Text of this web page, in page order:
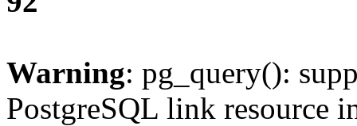
Warning: pg_query():
PostgreSQL link resource